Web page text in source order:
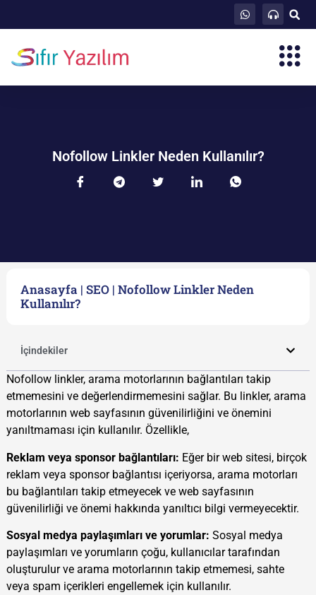
Nofollow Linkler Neden Kullanılır?
Anasayfa | SEO| Nofollow Linkler Neden
Kullanılır?
İçindekiler
Nofollow linkler, arama motorlarının bağlantıları takip
etmemesini ve değerlendirmemesini sağlar. Bu linkler, arama
motorlarının web sayfasının güvenilirliğini ve önemini
yanıltmaması için kullanılır. Özellikle,
Reklam veya sponsor bağlantıları: Eğer bir web sitesi, birçok
reklam veya sponsor bağlantısı içeriyorsa, arama motorları
bu bağlantıları takip etmeyecek ve web sayfasının
güvenilirliği ve önemi hakkında yanıltıcı bilgi vermeyecektir.
Sosyal medya paylaşımları ve yorumlar: Sosyal medya
paylaşımları ve yorumların çoğu, kullanıcılar tarafından
oluşturulur ve arama motorlarının takip etmemesi, sahte
veya spam içerikleri engellemek için kullanılır.